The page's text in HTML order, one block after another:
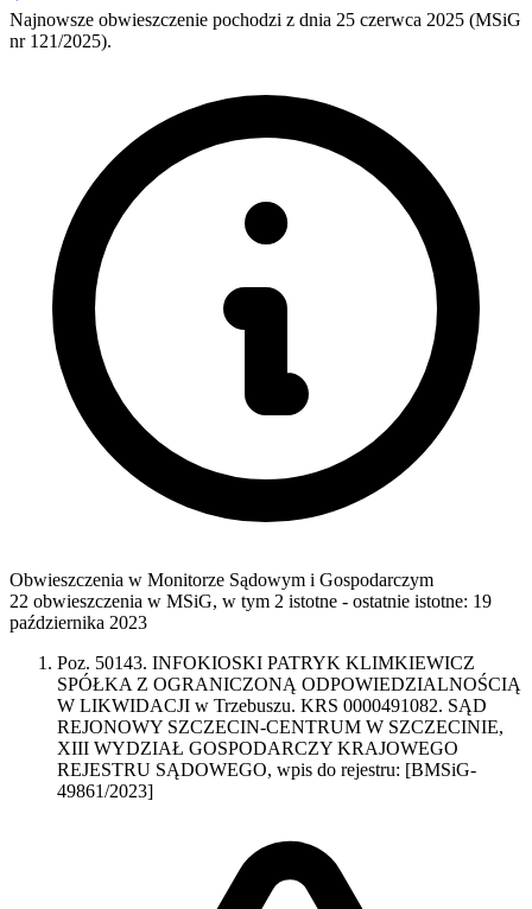
Najnowsze obwieszczenie pochodzi z dnia 25 czerwca 2025 (MSiG
nr 121/2025).
Obwieszczenia w Monitorze Sądowym i Gospodarczym
22 obwieszczenia w MSiG, w tym 2 istotne - ostatnie istotne: 19
października 2023
Poz. 50143. INFOKIOSKI PATRYK KLIMKIEWICZ
SPÓŁKA Z OGRANICZONĄ ODPOWIEDZIALNOŚCIĄ
W LIKWIDACJI w Trzebuszu. KRS 0000491082. SĄD
REJONOWY SZCZECIN-CENTRUM W SZCZECINIE,
XIII WYDZIAŁ GOSPODARCZY KRAJOWEGO
REJESTRU SĄDOWEGO, wpis do rejestru: [BMSiG-
49861/2023]